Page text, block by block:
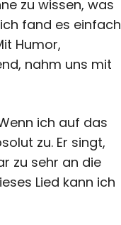
zu wissen, was
fand es einfach
Humor,
nahm uns mit
ich auf das
zu. Er singt,
zu sehr an die
Lied kann ich